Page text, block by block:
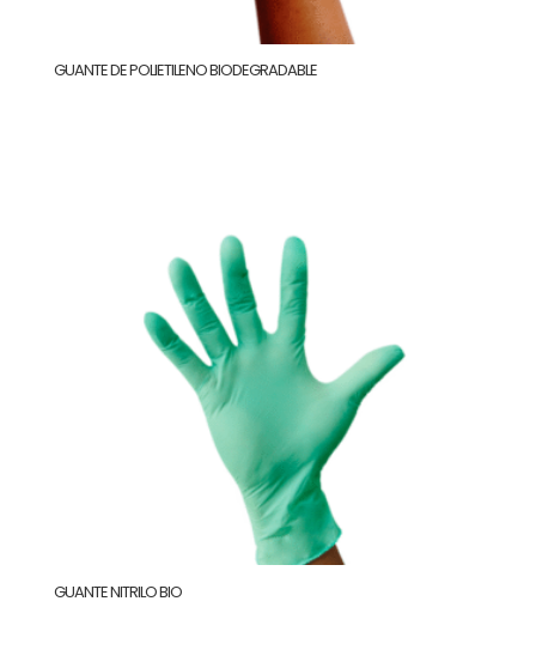
GUANTE DE POLIETILENO BIODEGRADABLE
GUANTE NITRILO BIO